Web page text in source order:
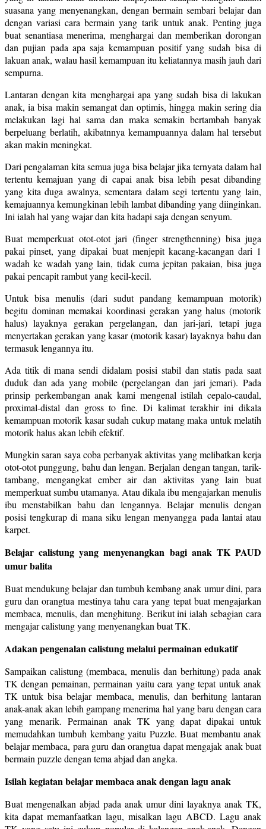
suasana yang menyenangkan, dengan bermain sembari belajar dan
dengan variasi cara bermain yang tarik untuk anak. Penting juga
buat senantiasa menerima, menghargai dan memberikan dorongan
dan pujian pada apa saja kemampuan positif yang sudah bisa di
lakuan anak, walau hasil kemampuan itu keliatannya masih jauh dari
sempurna.
Lantaran dengan kita menghargai apa yang sudah bisa di lakukan
anak, ia bisa makin semangat dan optimis, hingga makin sering dia
melakukan lagi hal sama dan maka semakin bertambah banyak
berpeluang berlatih, akibatnnya kemampuannya dalam hal tersebut
akan makin meningkat.
Dari pengalaman kita semua juga bisa belajar jika ternyata dalam hal
tertentu kemajuan yang di capai anak bisa lebih pesat dibanding
yang kita duga awalnya, sementara dalam segi tertentu yang lain,
kemajuannya kemungkinan lebih lambat dibanding yang diinginkan.
Ini ialah hal yang wajar dan kita hadapi saja dengan senyum.
Buat memperkuat otot-otot jari (finger strengthenning) bisa juga
pakai pinset, yang dipakai buat menjepit kacang-kacangan dari 1
wadah ke wadah yang lain, tidak cuma jepitan pakaian, bisa juga
pakai pencapit rambut yang kecil-kecil.
Untuk bisa menulis (dari sudut pandang kemampuan motorik)
begitu dominan memakai koordinasi gerakan yang halus (motorik
halus) layaknya gerakan pergelangan, dan jari-jari, tetapi juga
menyertakan gerakan yang kasar (motorik kasar) layaknya bahu dan
termasuk lengannya itu.
Ada titik di mana sendi didalam posisi stabil dan statis pada saat
duduk dan ada yang mobile (pergelangan dan jari jemari). Pada
prinsip perkembangan anak kami mengenal istilah cepalo-caudal,
proximal-distal dan gross to fine. Di kalimat terakhir ini dikala
kemampuan motorik kasar sudah cukup matang maka untuk melatih
motorik halus akan lebih efektif.
Mungkin saran saya coba perbanyak aktivitas yang melibatkan kerja
otot-otot punggung, bahu dan lengan. Berjalan dengan tangan, tarik-
tambang, mengangkat ember air dan aktivitas yang lain buat
memperkuat sumbu utamanya. Atau dikala ibu mengajarkan menulis
ibu menstabilkan bahu dan lengannya. Belajar menulis dengan
posisi tengkurap di mana siku lengan menyangga pada lantai atau
karpet.
Belajar calistung yang menyenangkan bagi anak TK PAUD
umur balita
Buat mendukung belajar dan tumbuh kembang anak umur dini, para
guru dan orangtua mestinya tahu cara yang tepat buat mengajarkan
membaca, menulis, dan menghitung. Berikut ini ialah sebagian cara
mengajar calistung yang menyenangkan buat TK.
Adakan pengenalan calistung melalui permainan edukatif
Sampaikan calistung (membaca, menulis dan berhitung) pada anak
TK dengan pemainan, permainan yaitu cara yang tepat untuk anak
TK untuk bisa belajar membaca, menulis, dan berhitung lantaran
anak-anak akan lebih gampang menerima hal yang baru dengan cara
yang menarik. Permainan anak TK yang dapat dipakai untuk
memudahkan tumbuh kembang yaitu Puzzle. Buat membantu anak
belajar membaca, para guru dan orangtua dapat mengajak anak buat
bermain puzzle dengan tema abjad dan angka.
Isilah kegiatan belajar membaca anak dengan lagu anak
Buat mengenalkan abjad pada anak umur dini layaknya anak TK,
kita dapat memanfaatkan lagu, misalkan lagu ABCD. Lagu anak